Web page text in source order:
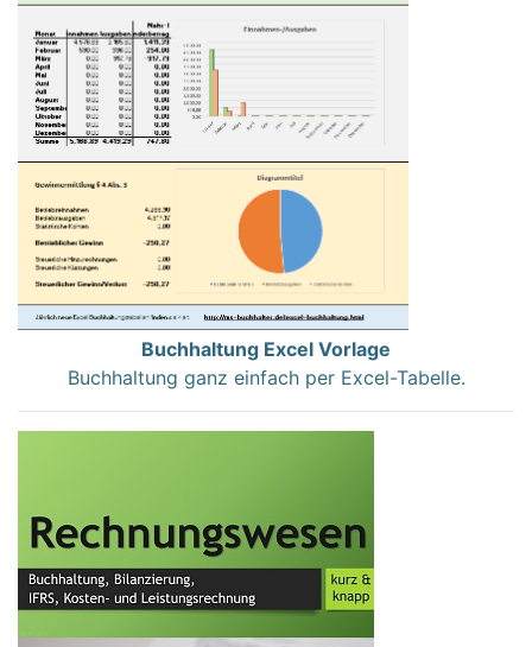
Buchhaltung Excel Vorlage
Buchhaltung ganz einfach per Excel-Tabelle.